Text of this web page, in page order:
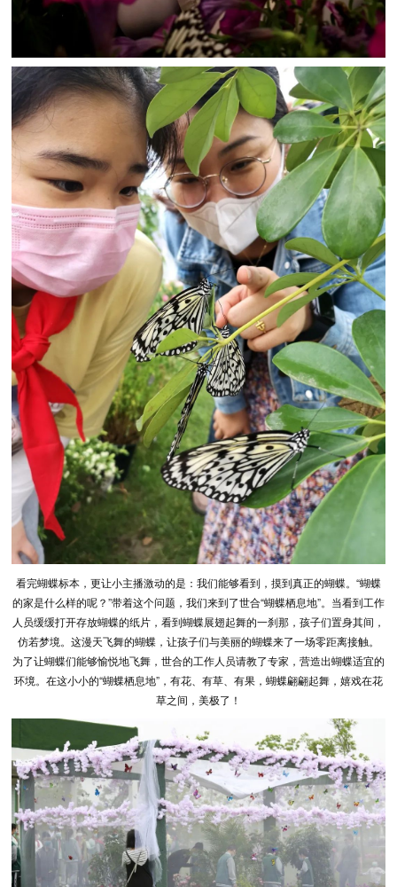
看完蝴蝶标本，更让小主播激动的是：我们能够看到，摸到真正的蝴蝶。“蝴蝶
的家是什么样的呢？”带着这个问题，我们来到了世合“蝴蝶栖息地”。当看到工作
人员缓缓打开存放蝴蝶的纸片，看到蝴蝶展翅起舞的一刹那，孩子们置身其间，
仿若梦境。这漫天飞舞的蝴蝶，让孩子们与美丽的蝴蝶来了一场零距离接触。
为了让蝴蝶们能够愉悦地飞舞，世合的工作人员请教了专家，营造出蝴蝶适宜的
环境。在这小小的“蝴蝶栖息地”，有花、有草、有果，蝴蝶翩翩起舞，嬉戏在花
草之间，美极了！